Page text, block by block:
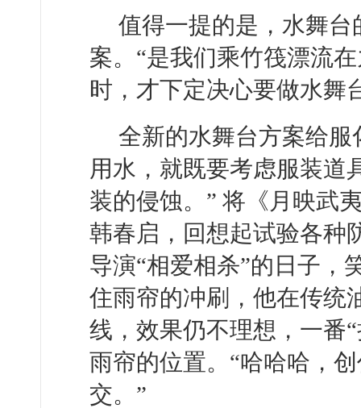
值得一提的是，水舞
案。“是我们乘竹筏漂流
时，才下定决心要做水舞
全新的水舞台方案给
用水，就既要考虑服装道
装的侵蚀。” 将《月映武
韩春启，回想起试验各种
导演“相爱相杀”的日子，
住雨帘的冲刷，他在传统
线，效果仍不理想，一番
雨帘的位置。“哈哈哈，
交。”